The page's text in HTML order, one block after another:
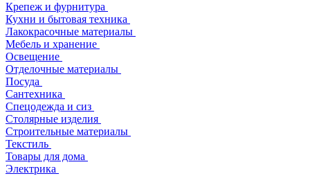
Крепеж и фурнитура
Кухни и бытовая техника
Лакокрасочные материалы
Мебель и хранение
Освещение
Отделочные материалы
Посуда
Сантехника
Спецодежда и сиз
Столярные изделия
Строительные материалы
Текстиль
Товары для дома
Электрика